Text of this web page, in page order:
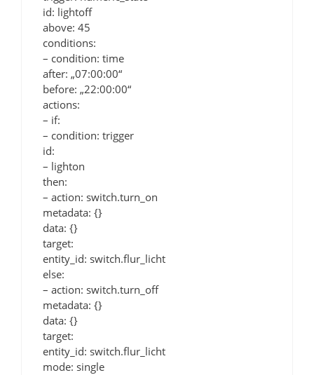
id: lightoff
above: 45
conditions:
– condition: time
after: „07:00:00“
before: „22:00:00“
actions:
– if:
– condition: trigger
id:
– lighton
then:
– action: switch.turn_on
metadata: {}
data: {}
target:
entity_id: switch.flur_licht
else:
– action: switch.turn_off
metadata: {}
data: {}
target:
entity_id: switch.flur_licht
mode: single